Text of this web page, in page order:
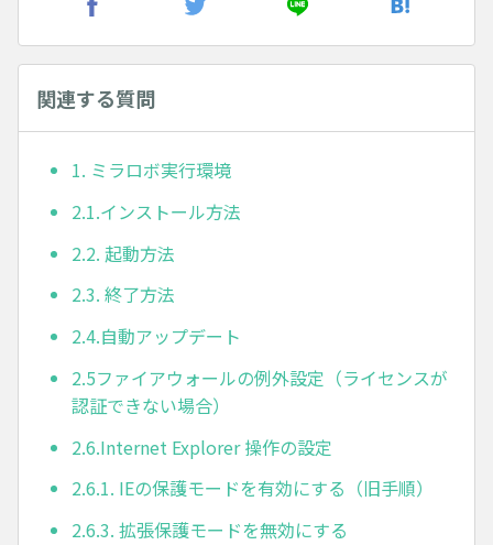
関連する質問
1. ミラロボ実行環境
2.1.インストール方法
2.2. 起動方法
2.3. 終了方法
2.4.自動アップデート
2.5ファイアウォールの例外設定（ライセンスが
認証できない場合）
2.6.Internet Explorer 操作の設定
2.6.1. IEの保護モードを有効にする（旧手順）
2.6.3. 拡張保護モードを無効にする